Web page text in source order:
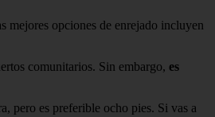
mejores opciones de enrejado incluyen
comunitarios. Sin embargo, es
pero es preferible ocho pies. Si vas a